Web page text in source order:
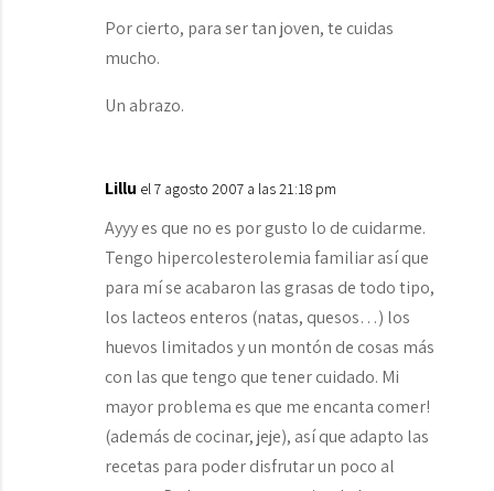
Por cierto, para ser tan joven, te cuidas
mucho.
Un abrazo.
Lillu el 7 agosto 2007 a las 21:18 pm
Ayyy es que no es por gusto lo de cuidarme.
Tengo hipercolesterolemia familiar así que
para mí se acabaron las grasas de todo tipo,
los lacteos enteros (natas, quesos…) los
huevos limitados y un montón de cosas más
con las que tengo que tener cuidado. Mi
mayor problema es que me encanta comer!
(además de cocinar, jeje), así que adapto las
recetas para poder disfrutar un poco al